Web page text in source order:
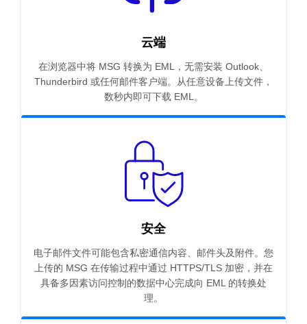
云端
在浏览器中将 MSG 转换为 EML，无需安装 Outlook、
Thunderbird 或任何邮件客户端。从任意设备上传文件，
数秒内即可下载 EML。
安全
电子邮件文件可能包含私密通信内容、邮件头及附件。您
上传的 MSG 在传输过程中通过 HTTPS/TLS 加密，并在
具备多因素访问控制的数据中心完成向 EML 的转换处
理。